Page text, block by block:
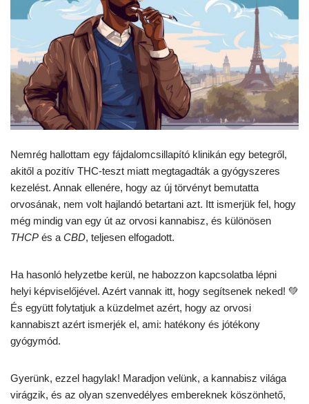
Nemrég hallottam egy fájdalomcsillapító klinikán egy betegről,
akitől a pozitív THC-teszt miatt megtagadták a gyógyszeres
kezelést. Annak ellenére, hogy az új törvényt bemutatta
orvosának, nem volt hajlandó betartani azt. Itt ismerjük fel, hogy
még mindig van egy út az orvosi kannabisz, és különösen
THCP és a CBD, teljesen elfogadott.
Ha hasonló helyzetbe kerül, ne habozzon kapcsolatba lépni
helyi képviselőjével. Azért vannak itt, hogy segítsenek neked! 💚
És együtt folytatjuk a küzdelmet azért, hogy az orvosi
kannabiszt azért ismerjék el, ami: hatékony és jótékony
gyógymód.
Gyerünk, ezzel hagylak! Maradjon velünk, a kannabisz világa
virágzik, és az olyan szenvedélyes embereknek köszönhető,